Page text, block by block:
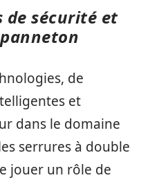
de sécurité et
de
et
dans le domaine
serrures à double
jouer un rôle de